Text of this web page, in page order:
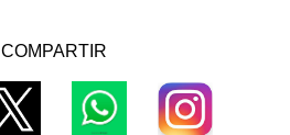
COMPARTIR